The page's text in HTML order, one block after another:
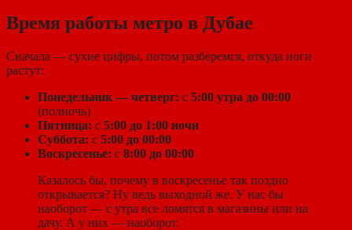
Время работы метро в Дубае
Сначала — сухие цифры, потом разберемся, откуда ноги
растут:
Понедельник — четверг: с 5:00 утра до 00:00
(полночь)
Пятница: с 5:00 до 1:00 ночи
Суббота: с 5:00 до 00:00
Воскресенье: с 8:00 до 00:00
Казалось бы, почему в воскресенье так поздно
открывается? Ну ведь выходной же. У нас бы
наоборот — с утра все ломятся в магазины или на
дачу. А у них — наоборот.